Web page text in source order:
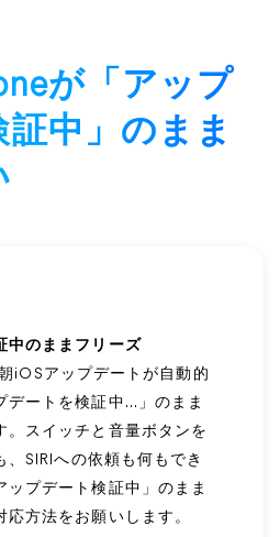
が「アップ
中」のまま
中のままフリーズ
iOSアップデートが自動的
デートを検証中...」のまま
。スイッチと音量ボタンを
SIRIへの依頼も何もでき
ップデート検証中」のまま
方法をお願いします。